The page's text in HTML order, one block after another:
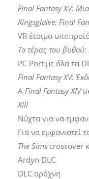
Final Fantasy XV:
Kingsglaive: Final
VR έτοιμο
Το τέρας του
PC Port με όλα τα
Final Fantasy XV:
Α Final Fantasy XIV
XIII
Νύχτα για να
Για να εμφανιστεί
The Sims crossover
Ardyn DLC
DLC αράχνη